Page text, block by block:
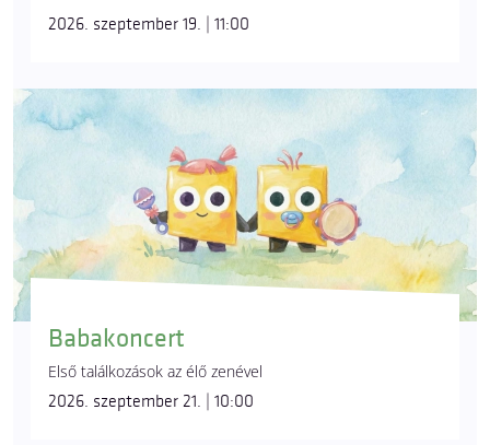
2026. szeptember 19. | 11:00
Babakoncert
Első találkozások az élő zenével
2026. szeptember 21. | 10:00